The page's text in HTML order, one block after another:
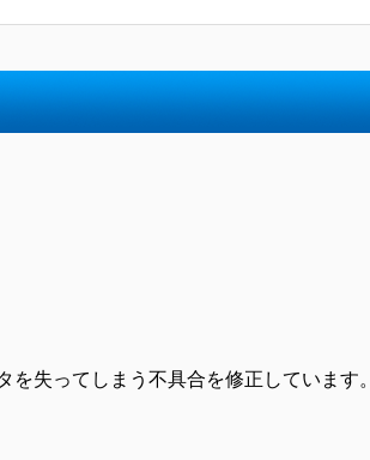
を失ってしまう不具合を修正しています。